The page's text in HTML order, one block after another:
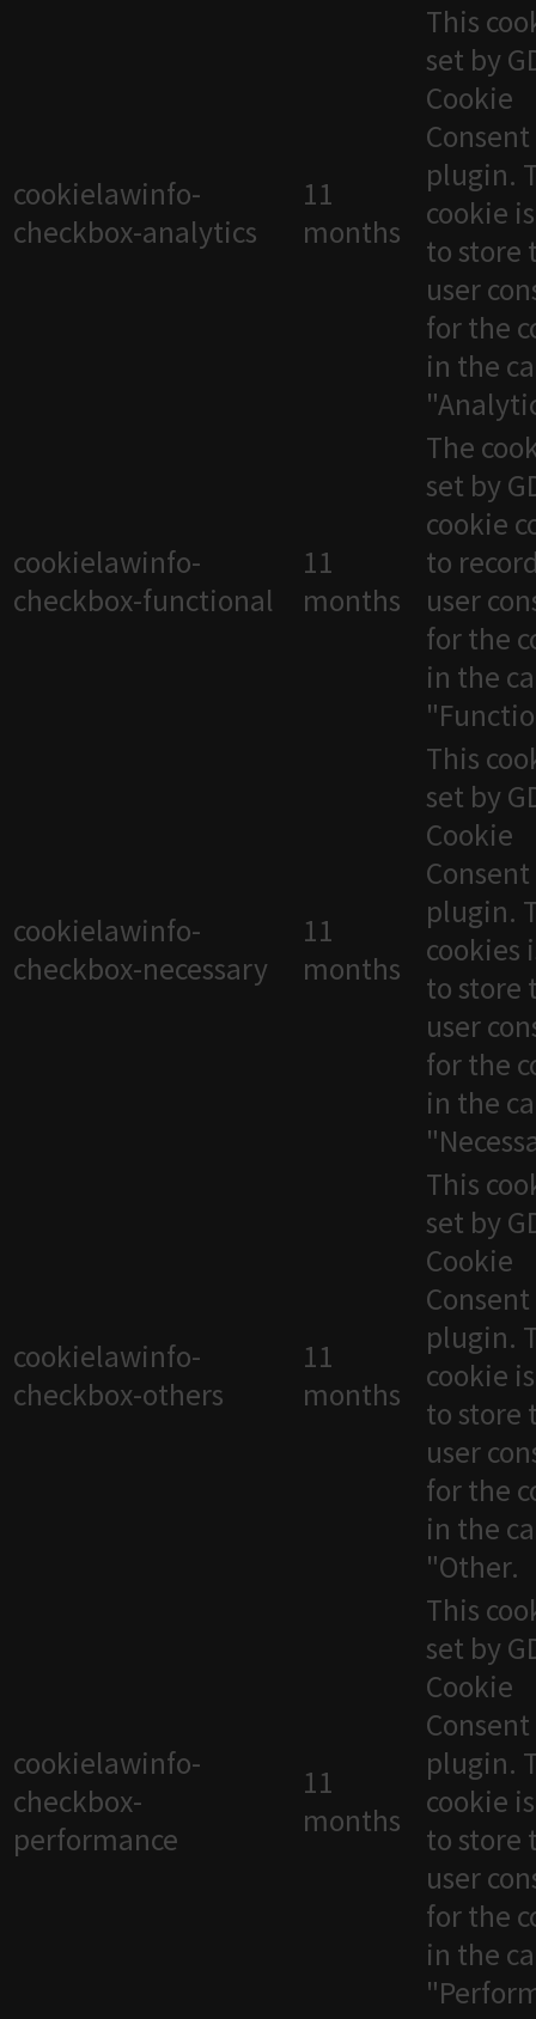
cookielawinfo-
checkbox-analytics
11
months
This
set by
Cookie
Consent
plugin.
cookie
to store
user
for the
in the
cookielawinfo-
checkbox-functional
11
months
The
set by
cookie
to
user
for the
in the
cookielawinfo-
checkbox-necessary
11
months
This
set by
Cookie
Consent
plugin.
cookies
to store
user
for the
in the
cookielawinfo-
checkbox-others
11
months
This
set by
Cookie
Consent
plugin.
cookie
to store
user
for the
in the
"Other.
cookielawinfo-
checkbox-
performance
11
months
This
set by
Cookie
Consent
plugin.
cookie
to store
user
for the
in the